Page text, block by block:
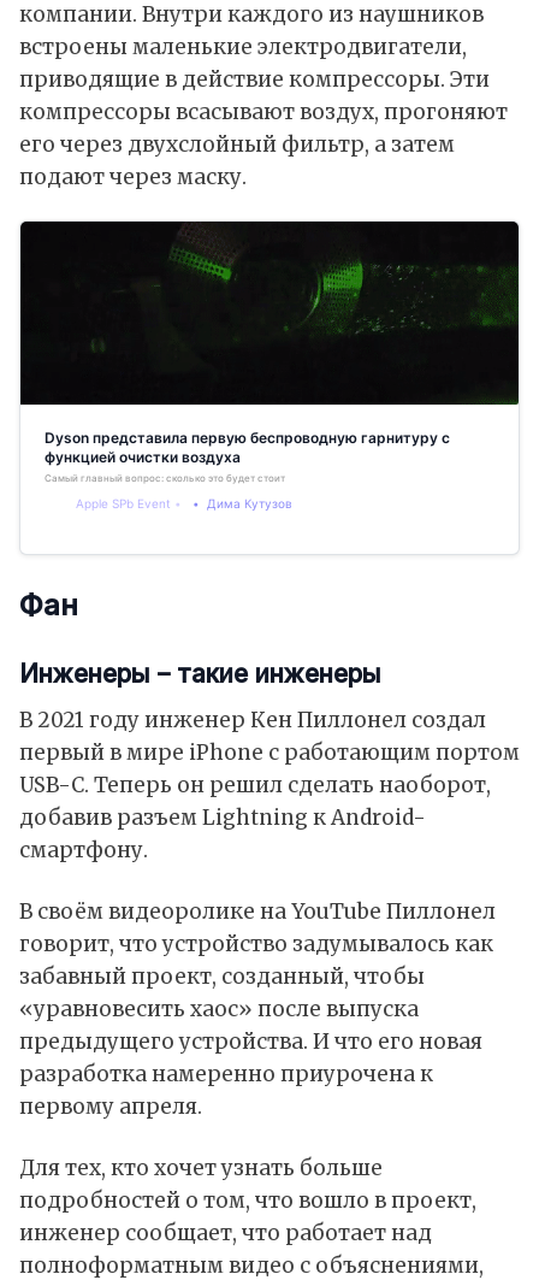
компании. Внутри каждого из наушников
встроены маленькие электродвигатели,
приводящие в действие компрессоры. Эти
компрессоры всасывают воздух, прогоняют
его через двухслойный фильтр, а затем
подают через маску.
Dyson представила первую беспроводную гарнитуру с
функцией очистки воздуха
Самый главный вопрос: сколько это будет стоить?
Apple SPb Event Дима Кутузов
Фан
Инженеры – такие инженеры
В 2021 году инженер Кен Пиллонел создал
первый в мире iPhone с работающим портом
USB-C. Теперь он решил сделать наоборот,
добавив разъем Lightning к Android-
смартфону.
В своём видеоролике на YouTube Пиллонел
говорит, что устройство задумывалось как
забавный проект, созданный, чтобы
«уравновесить хаос» после выпуска
предыдущего устройства. И что его новая
разработка намеренно приурочена к
первому апреля.
Для тех, кто хочет узнать больше
подробностей о том, что вошло в проект,
инженер сообщает, что работает над
полноформатным видео с объяснениями,